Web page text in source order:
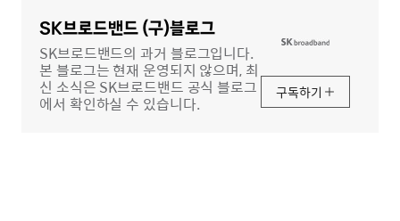
SK브로드밴드 (구)블로그
SK브로드밴드의 과거 블로그입니다.
본 블로그는 현재 운영되지 않으며, 최
신 소식은 SK브로드밴드 공식 블로그
에서 확인하실 수 있습니다.
구독하기